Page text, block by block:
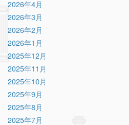
2026年4月
2026年3月
2026年2月
2026年1月
2025年12月
2025年11月
2025年10月
2025年9月
2025年8月
2025年7月